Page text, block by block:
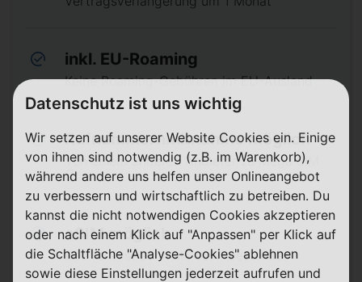
inkl. EU-Roaming
Keine Roaming-Gebühren im EU-Ausland
Rufnummernmitnahme möglich
Von einem anderen Anbieter zu Mega SIM
ⓘ
eSIM möglich
Der Tarif ist auch als eSIM bestellbar
Datenschutz ist uns wichtig
Wir setzen auf unserer Website Cookies ein. Einige
von ihnen sind notwendig (z.B. im Warenkorb),
während andere uns helfen unser Onlineangebot
zu verbessern und wirtschaftlich zu betreiben. Du
kannst die nicht notwendigen Cookies akzeptieren
oder nach einem Klick auf "Anpassen" per Klick auf
die Schaltfläche "Analyse-Cookies" ablehnen
sowie diese Einstellungen jederzeit aufrufen und